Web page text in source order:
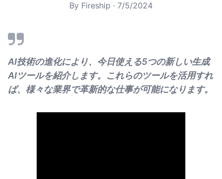
By Fireship · 7/5/2024
AI技術の進化により、今日使える5つの新しい生成
AIツールを紹介します。これらのツールを活用すれ
ば、様々な業界で革新的な仕事が可能になります。